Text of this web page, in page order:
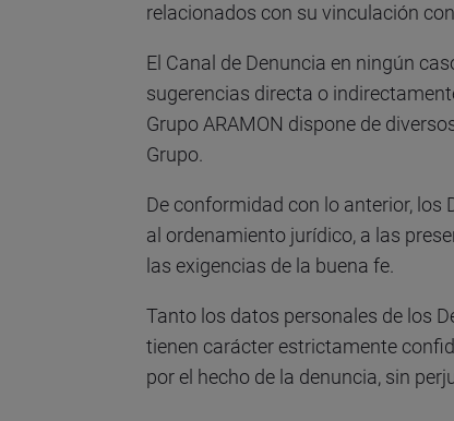
relacionados con su vinculación
El Canal de Denuncia en ningún
sugerencias directa o
Grupo ARAMON dispone de
Grupo.
De conformidad con lo anterior, los
al ordenamiento jurídico, a las
las exigencias de la buena fe.
Tanto los datos personales de los
tienen carácter estrictamente
por el hecho de la denuncia, sin